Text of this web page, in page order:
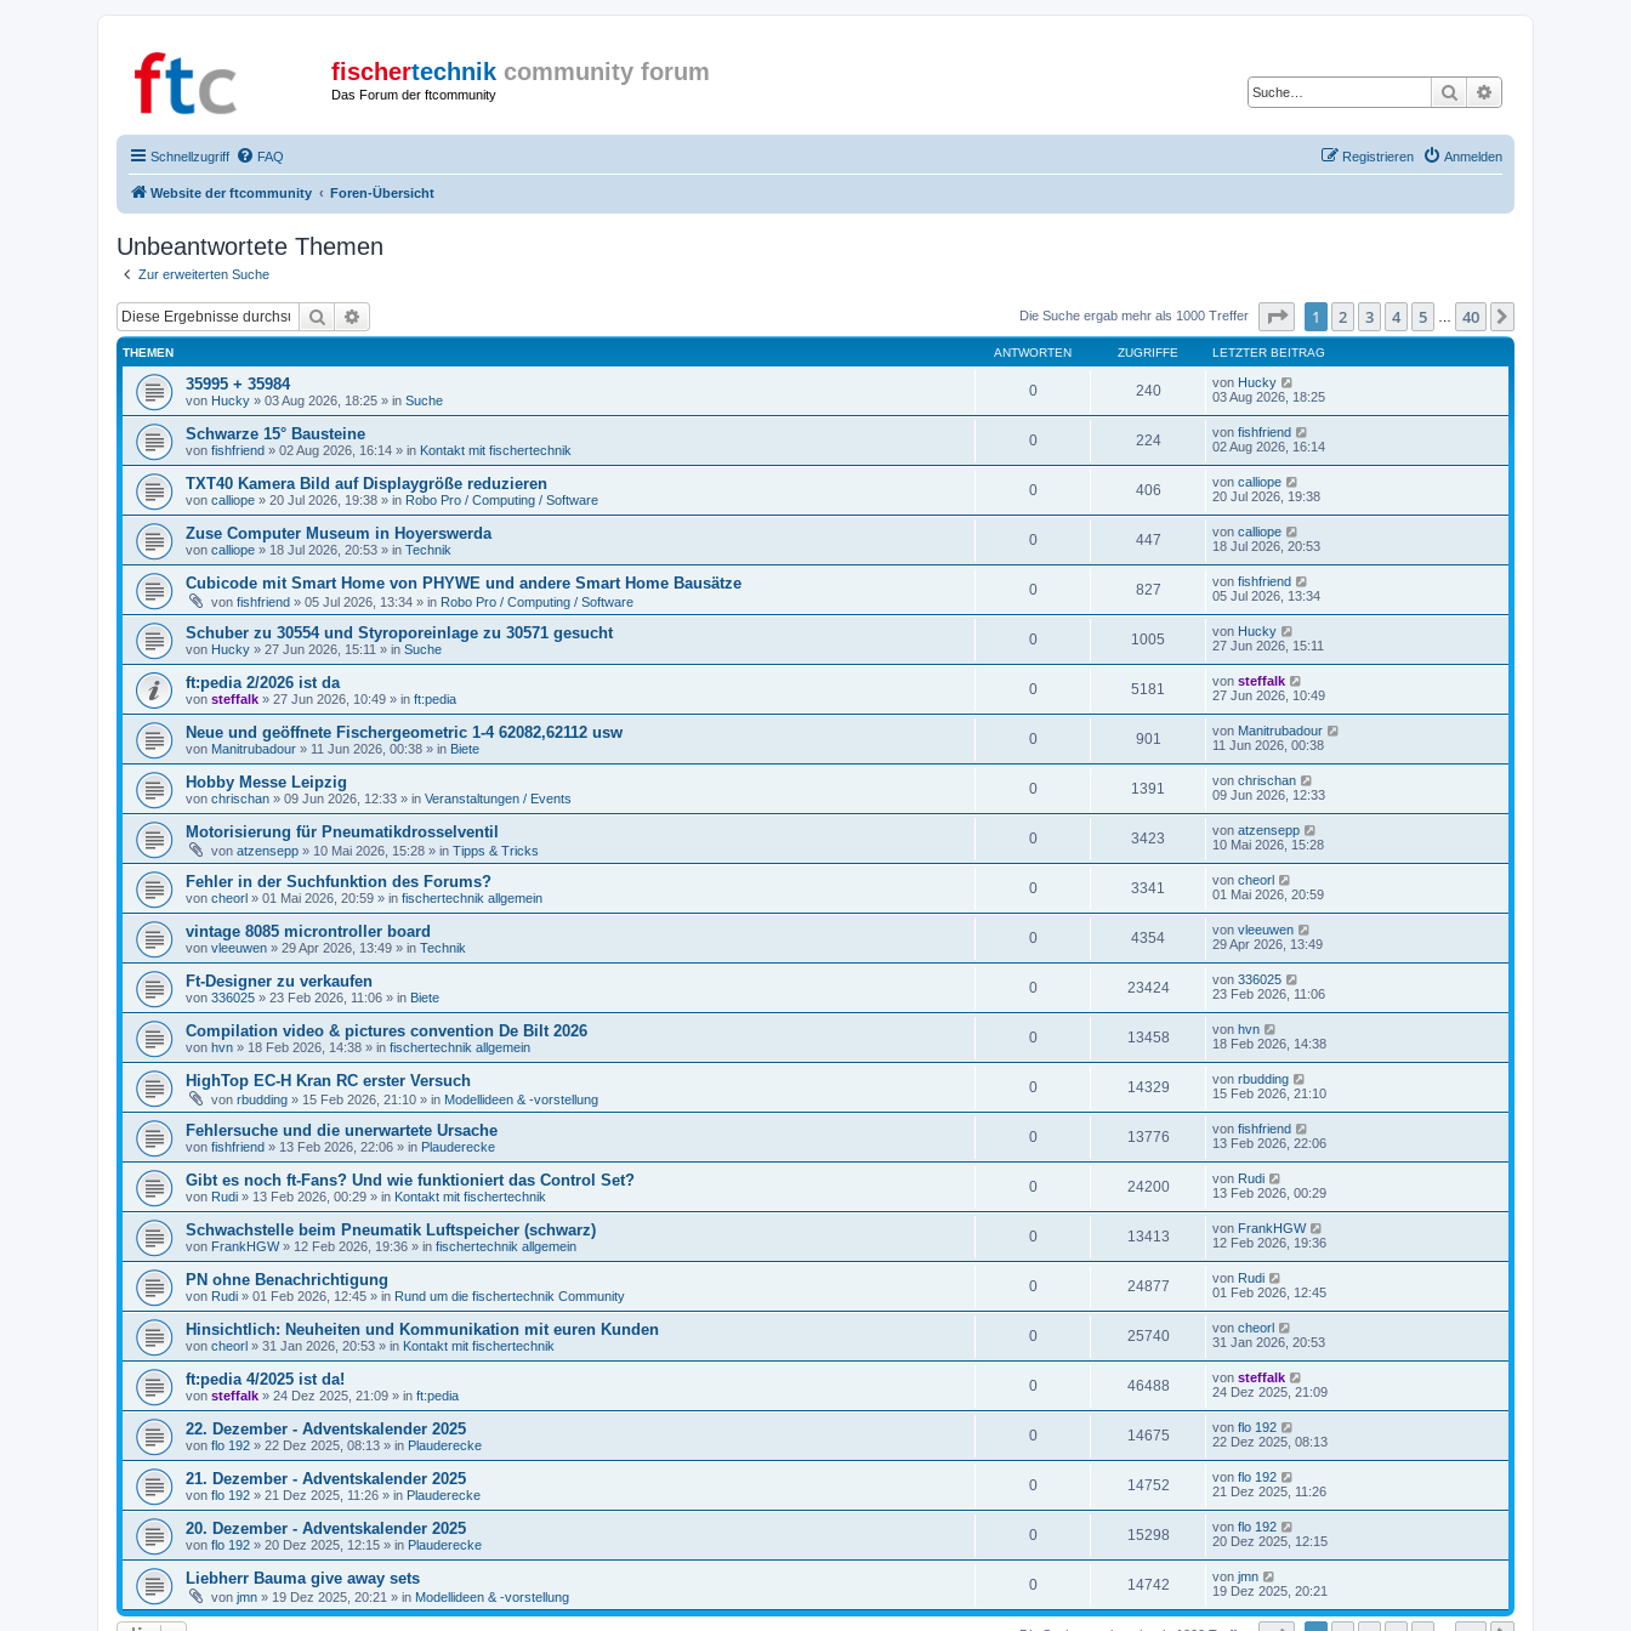
fischertechnik community forum
Das Forum der ftcommunity Suche
Schnellzugriff FAQ Anmelden
Registrieren
Website der ftcommunity Foren-Übersicht
Unbeantwortete Themen
Zur erweiterten Suche
Suche Die Suche ergab mehr als 1000 Treffer Seite von40
1 2 3 4 5 40
THEMEN ANTWORTEN ZUGRIFFE LETZTER BEITRAG
35995 + 35984
von Hucky » 03 Aug 2026, 18:25 » in Suche
0 240 von Hucky
03 Aug 2026, 18:25
Schwarze 15° Bausteine
von fishfriend » 02 Aug 2026, 16:14 » in Kontakt mit fischertechnik
0 224 von fishfriend
02 Aug 2026, 16:14
TXT40 Kamera Bild auf Displaygröße reduzieren
von calliope » 20 Jul 2026, 19:38 » in Robo Pro / Computing / Software
0 406 von calliope
20 Jul 2026, 19:38
Zuse Computer Museum in Hoyerswerda
von calliope » 18 Jul 2026, 20:53 » in Technik
0 447 von calliope
18 Jul 2026, 20:53
Cubicode mit Smart Home von PHYWE und andere Smart Home Bausätze
von fishfriend » 05 Jul 2026, 13:34 » in Robo Pro / Computing / Software
0 827 von fishfriend
05 Jul 2026, 13:34
Schuber zu 30554 und Styroporeinlage zu 30571 gesucht
von Hucky » 27 Jun 2026, 15:11 » in Suche
0 1005 von Hucky
27 Jun 2026, 15:11
ft:pedia 2/2026 ist da
von steffalk » 27 Jun 2026, 10:49 » in ft:pedia
0 5181 von steffalk
27 Jun 2026, 10:49
Neue und geöffnete Fischergeometric 1-4 62082,62112 usw
von Manitrubadour » 11 Jun 2026, 00:38 » in Biete
0 901 von Manitrubadour
11 Jun 2026, 00:38
Hobby Messe Leipzig
von chrischan » 09 Jun 2026, 12:33 » in Veranstaltungen / Events
0 1391 von chrischan
09 Jun 2026, 12:33
Motorisierung für Pneumatikdrosselventil
von atzensepp » 10 Mai 2026, 15:28 » in Tipps & Tricks
0 3423 von atzensepp
10 Mai 2026, 15:28
Fehler in der Suchfunktion des Forums?
von cheorl » 01 Mai 2026, 20:59 » in fischertechnik allgemein
0 3341 von cheorl
01 Mai 2026, 20:59
vintage 8085 microntroller board
von vleeuwen » 29 Apr 2026, 13:49 » in Technik
0 4354 von vleeuwen
29 Apr 2026, 13:49
Ft-Designer zu verkaufen
von 336025 » 23 Feb 2026, 11:06 » in Biete
0 23424 von 336025
23 Feb 2026, 11:06
Compilation video & pictures convention De Bilt 2026
von hvn » 18 Feb 2026, 14:38 » in fischertechnik allgemein
0 13458 von hvn
18 Feb 2026, 14:38
HighTop EC-H Kran RC erster Versuch
von rbudding » 15 Feb 2026, 21:10 » in Modellideen & -vorstellung
0 14329 von rbudding
15 Feb 2026, 21:10
Fehlersuche und die unerwartete Ursache
von fishfriend » 13 Feb 2026, 22:06 » in Plauderecke
0 13776 von fishfriend
13 Feb 2026, 22:06
Gibt es noch ft-Fans? Und wie funktioniert das Control Set?
von Rudi » 13 Feb 2026, 00:29 » in Kontakt mit fischertechnik
0 24200 von Rudi
13 Feb 2026, 00:29
Schwachstelle beim Pneumatik Luftspeicher (schwarz)
von FrankHGW» 12 Feb 2026, 19:36 » in fischertechnik allgemein
0 13413 von FrankHGW
12 Feb 2026, 19:36
PN ohne Benachrichtigung
von Rudi » 01 Feb 2026, 12:45 » in Rund um die fischertechnik Community
0 24877 von Rudi
01 Feb 2026, 12:45
Hinsichtlich: Neuheiten und Kommunikation mit euren Kunden
von cheorl » 31 Jan 2026, 20:53 » in Kontakt mit fischertechnik
0 25740 von cheorl
31 Jan 2026, 20:53
ft:pedia 4/2025 ist da!
von steffalk » 24 Dez 2025, 21:09 » in ft:pedia
0 46488 von steffalk
24 Dez 2025, 21:09
22. Dezember - Adventskalender 2025
von flo 192 » 22 Dez 2025, 08:13 » in Plauderecke
0 14675 von flo 192
22 Dez 2025, 08:13
21. Dezember - Adventskalender 2025
von flo 192 » 21 Dez 2025, 11:26 » in Plauderecke
0 14752 von flo 192
21 Dez 2025, 11:26
20. Dezember - Adventskalender 2025
von flo 192 » 20 Dez 2025, 12:15 » in Plauderecke
0 15298 von flo 192
20 Dez 2025, 12:15
Liebherr Bauma give away sets
von jmn » 19 Dez 2025, 20:21 » in Modellideen & -vorstellung
0 14742 von jmn
19 Dez 2025, 20:21